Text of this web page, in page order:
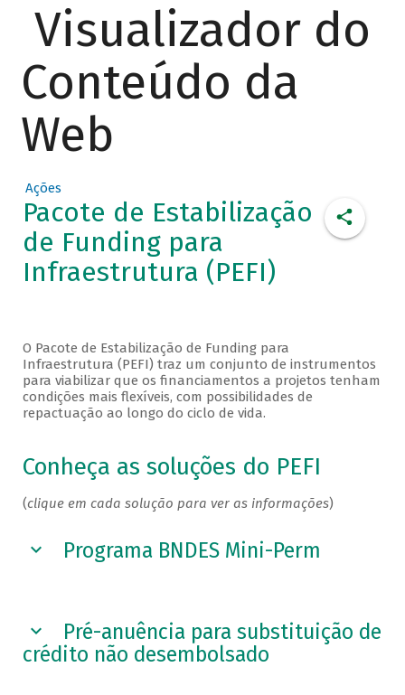
Visualizador do
Conteúdo da
Web
Ações
Pacote de Estabilização
de Funding para
Infraestrutura (PEFI)
O Pacote de Estabilização de Funding para
Infraestrutura (PEFI) traz um conjunto de instrumentos
para viabilizar que os financiamentos a projetos tenham
condições mais flexíveis, com possibilidades de
repactuação ao longo do ciclo de vida.
Conheça as soluções do PEFI
(clique em cada solução para ver as informações)
Programa BNDES Mini-Perm
Pré-anuência para substituição de
crédito não desembolsado